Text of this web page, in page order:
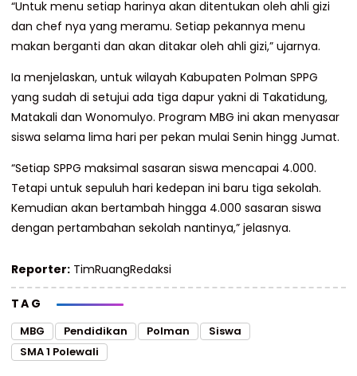
“Untuk menu setiap harinya akan ditentukan oleh ahli gizi
dan chef nya yang meramu. Setiap pekannya menu
makan berganti dan akan ditakar oleh ahli gizi,” ujarnya.
Ia menjelaskan, untuk wilayah Kabupaten Polman SPPG
yang sudah di setujui ada tiga dapur yakni di Takatidung,
Matakali dan Wonomulyo. Program MBG ini akan menyasar
siswa selama lima hari per pekan mulai Senin hingg Jumat.
“Setiap SPPG maksimal sasaran siswa mencapai 4.000.
Tetapi untuk sepuluh hari kedepan ini baru tiga sekolah.
Kemudian akan bertambah hingga 4.000 sasaran siswa
dengan pertambahan sekolah nantinya,” jelasnya.
Reporter: TimRuangRedaksi
TAG
MBG Pendidikan Polman
Siswa
SMA 1 Polewali